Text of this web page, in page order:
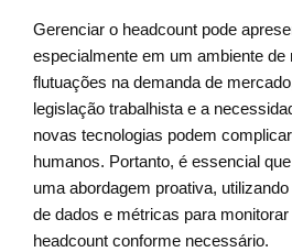
Gerenciar o headcount pode
especialmente em um ambiente de
flutuações na demanda de
legislação trabalhista e a
novas tecnologias podem
humanos. Portanto, é essencial
uma abordagem proativa,
de dados e métricas para
headcount conforme necessário.